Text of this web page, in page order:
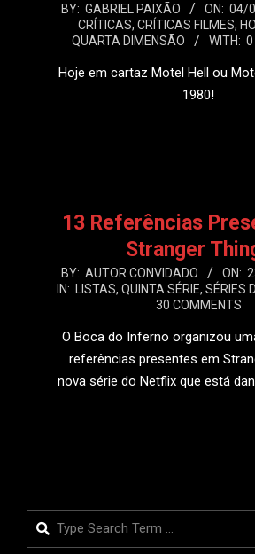
2020-
BY: GABRIEL PAIXÃO ON: 04/
CRÍTICAS, CRÍTICAS FILMES,
QUARTA DIMENSÃO
WITH: 0
Hoje em cartaz Motel Hell ou
1980!
13 Referências
Stranger
2016-
07-
BY: AUTOR CONVIDADO ON:
IN:
LISTAS, QUINTA SÉRIE, SÉRIES
30 COMMENTS
O Boca do Inferno organizou
referências presentes em
nova série do Netflix que está
Search